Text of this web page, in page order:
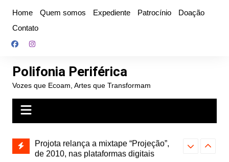
conteúdo
Home Quem somos Expediente Patrocínio
Doação
Contato
Polifonia Periférica
Vozes que Ecoam, Artes que Transformam
e abre
autoral,
Projota relança a mixtape “Projeção”,
de 2010, nas plataformas digitais
Farofa